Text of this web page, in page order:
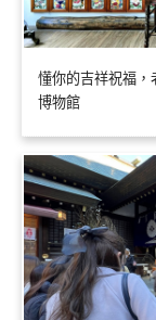
懂你的吉祥祝福
博物館